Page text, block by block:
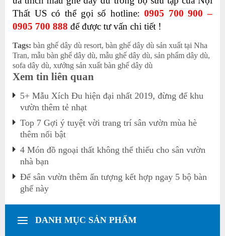
Thất US có thể gọi số hotline: 0905 700 900 –
0905 700 888 để được tư vấn chi tiết !
Tags: bàn ghế dây dù resort, bàn ghế dây dù sản xuất tại Nha
Tran, mẫu bàn ghế dây dù, mẫu ghế dây dù, sản phẩm dây dù,
sofa dây dù, xưởng sản xuất bàn ghế dây dù
Xem tin liên quan
5+ Mẫu Xích Đu hiện đại nhất 2019, đừng để khu
vườn thêm tẻ nhạt
Top 7 Gợi ý tuyệt vời trang trí sân vườn mùa hè
thêm nổi bật
4 Món đồ ngoại thất không thể thiếu cho sân vườn
nhà bạn
Để sân vườn thêm ấn tượng kết hợp ngay 5 bộ bàn
ghế này
DANH MỤC SẢN PHẨM